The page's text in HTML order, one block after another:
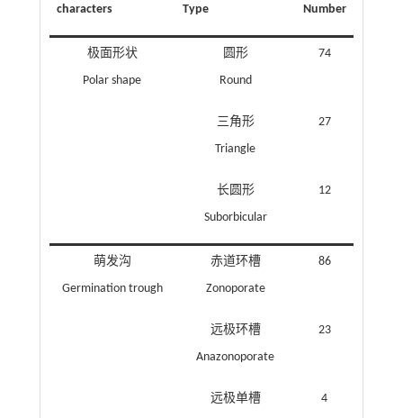
characters
Type
Number
极面形状
Polar shape
圆形
Round
74
三角形
Triangle
27
长圆形
Suborbicular
12
萌发沟
Germination trough
赤道环槽
Zonoporate
86
远极环槽
Anazonoporate
23
远极单槽
4